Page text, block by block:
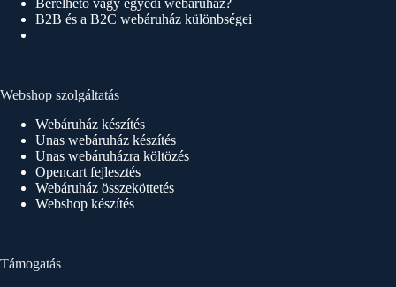
Bérelhető vagy egyedi webáruház?
B2B és a B2C webáruház különbségei
Webshop szolgáltatás
Webáruház készítés
Unas webáruház készítés
Unas webáruházra költözés
Opencart fejlesztés
Webáruház összeköttetés
Webshop készítés
Támogatás